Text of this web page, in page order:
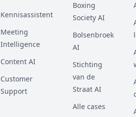
Kennisassistent
Meeting
Intelligence
Content AI
Customer
Support
Boxing
Society AI
Bolsenbroek
AI
Stichting
van de
Straat AI
Alle cases